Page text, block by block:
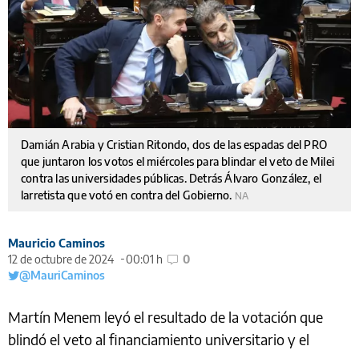
Damián Arabia y Cristian Ritondo, dos de las espadas del PRO
que juntaron los votos el miércoles para blindar el veto de Milei
contra las universidades públicas. Detrás Álvaro González, el
larretista que votó en contra del Gobierno. NA
Mauricio Caminos
12 de octubre de 2024
00:01 h
0
@MauriCaminos
Martín Menem leyó el resultado de la votación que
blindó el veto al financiamiento universitario y el